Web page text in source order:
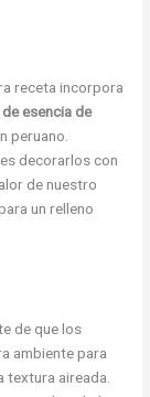
receta incorpora
esencia de
peruano.
decorarlos con
de nuestro
un relleno
de que los
ambiente para
textura aireada.